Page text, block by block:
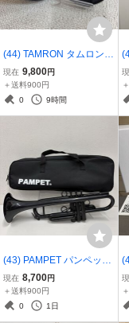
(44) TAMRON タムロン A
F 18-270mm F 3.5-6.3 Di I
I VC ブラック B003 0098
93 カメラ レンズ 379610
現在 9,800円
＋送料900円
0
9時間
1
(43) PAMPET パンペット
プラスチック製 トランペ
ット ブラック ABS樹脂 練
習用 キャリーバッグ 付き
現在 8,700円
＋送料900円
0
1日